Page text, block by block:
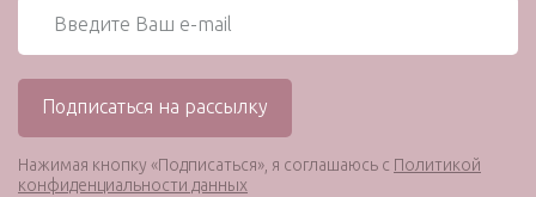
Нажимая кнопку «Подписаться», я соглашаюсь с Политикой
конфиденциальности данных